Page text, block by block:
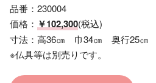
品番：230004
価格： ￥102,300(税込)
寸法：高36㎝ 巾34㎝ 奥行25㎝
※仏具等は別売りです。